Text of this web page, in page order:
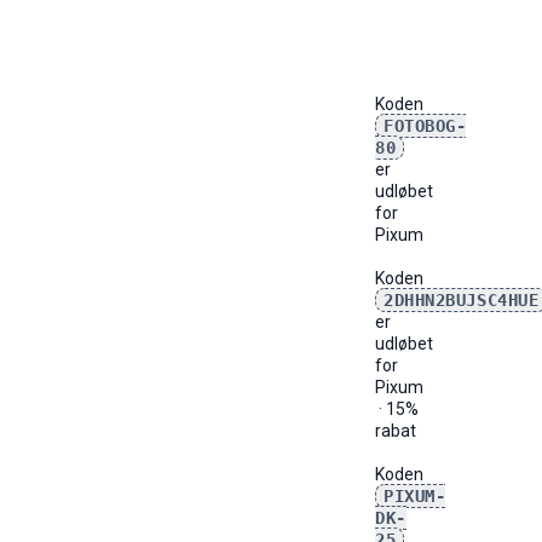
Koden
FOTOBOG-
80
er
udløbet
for
Pixum
Koden
2DHHN2BUJSC4HUE
er
udløbet
for
Pixum
· 15%
rabat
Koden
PIXUM-
DK-